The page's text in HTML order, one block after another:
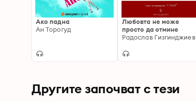
Ако падна
Ан Торогуд
Любовта не може
просто да отмине
Радослав Гизгинджиев
Другите започват с тези